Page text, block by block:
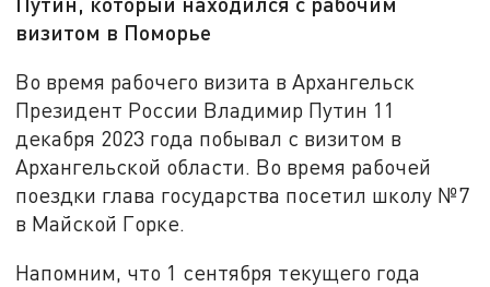
визитом в Поморье
Во время рабочего визита в Архангельск
Президент России Владимир Путин 11
декабря 2023 года побывал с визитом в
Архангельской области. Во время рабочей
поездки глава государства посетил школу №7
в Майской Горке.
Напомним, что 1 сентября текущего года